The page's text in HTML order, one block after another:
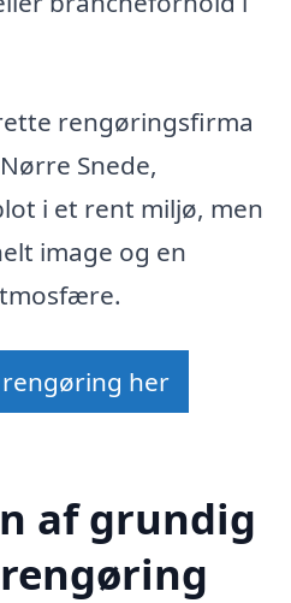
rengøringsfirma
Snede,
i et rent miljø, men
image og en
her
af grundig